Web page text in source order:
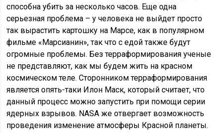
способна убить за несколько часов. Еще одна
серьезная проблема – у человека не выйдет просто
так вырастить картошку на Марсе, как в популярном
фильме «Марсианин», так что с едой также будут
огромные проблемы. Без терраформирования ученые
не представляют, как мы будем жить на красном
космическом теле. Сторонником терраформирования
является опять-таки Илон Маск, который считает, что
данный процесс можно запустить при помощи серии
ядерных взрывов. NASA же отвергает возможность
проведения изменение атмосферы Красной планеты.